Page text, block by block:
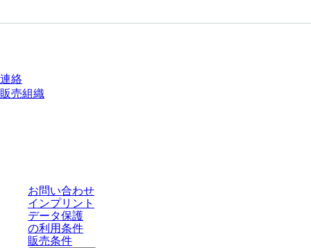
連絡
販売組織
お問い合わせ
インプリント
データ保護
の利用条件
販売条件